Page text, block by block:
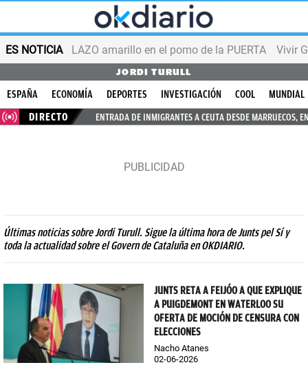
ES NOTICIA LAZO amarillo en el pomo de la PUERTA Vivir
JORDI TURULL
ESPAÑA ECONOMÍA DEPORTES INVESTIGACIÓN COOL
MUNDIAL
DIRECTO
ENTRADA DE INMIGRANTES A CEUTA DESDE MARRUECOS,
Últimas noticias sobre Jordi Turull. Sigue la última hora de Junts pel Sí y
toda la actualidad sobre el Govern de Cataluña en OKDIARIO.
JUNTS RETA A FEIJÓO A QUE EXPLIQUE
A PUIGDEMONT EN WATERLOO SU
OFERTA DE MOCIÓN DE CENSURA CON
ELECCIONES
Nacho Atanes
02-06-2026